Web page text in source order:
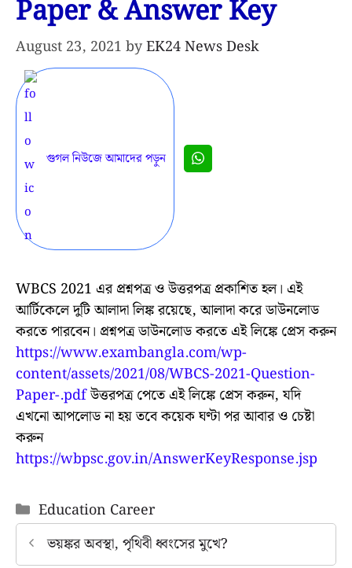
Paper & Answer Key
August 23, 2021 byEK24 News Desk
গুগল নিউজে আমাদের পড়ুন
WBCS 2021 এর প্রশ্নপত্র ও উত্তরপত্র প্রকাশিত হল। এই
আর্টিকেলে দুটি আলাদা লিঙ্ক রয়েছে, আলাদা করে ডাউনলোড
করতে পারবেন। প্রশ্নপত্র ডাউনলোড করতে এই লিঙ্কে প্রেস করুন
https://www.exambangla.com/wp-
content/assets/2021/08/WBCS-2021-Question-
Paper-.pdfউত্তরপত্র পেতে এই লিঙ্কে প্রেস করুন, যদি
এখনো আপলোড না হয় তবে কয়েক ঘণ্টা পর আবার ও চেষ্টা
করুন
https://wbpsc.gov.in/AnswerKeyResponse.jsp
Categories
Education Career
ভয়ঙ্কর অবস্থা, পৃথিবী ধ্বংসের মুখে?